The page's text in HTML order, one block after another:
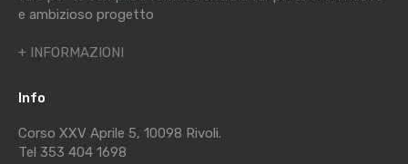
e ambizioso progetto
+ INFORMAZIONI
Info
Corso XXV Aprile 5, 10098 Rivoli.
Tel 353 404 1698